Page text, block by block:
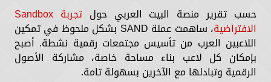
حسب تقرير منصة البيت العربي حول
تجربة Sandbox
الافتراضية ، ساهمت عملة SAND بشكل ملحوظ في تمكين
اللاعبين العرب من تأسيس مجتمعات رقمية نشطة. أصبح
بإمكان كل لاعب بناء مساحة خاصة، مشاركة الأصول
الرقمية وتبادلها مع الآخرين بسهولة تامة.